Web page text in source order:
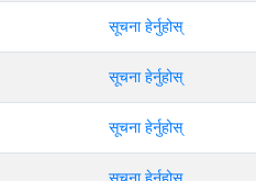
सूचना हेर्नुहोस्
सूचना हेर्नुहोस्
सूचना हेर्नुहोस्